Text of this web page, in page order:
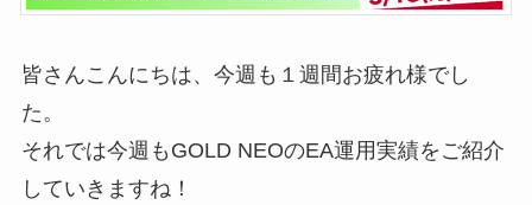
皆さんこんにちは、今週も１週間お疲れ様でし
た。
それでは今週もGOLD NEOのEA運用実績をご紹介
していきますね！